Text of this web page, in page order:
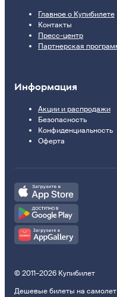
Главное о Купибилете
Контакты
Пресс-центр
Партнерская
Информация
Акции и распродажи
Безопасность
Конфиденциальность
Оферта
© 2011–2026 Купибилет
Дешевые билеты на самолет